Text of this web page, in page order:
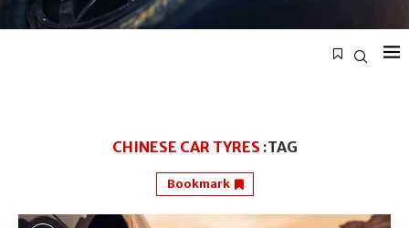
TAG:
CHINESE CAR TYRES
Bookmark